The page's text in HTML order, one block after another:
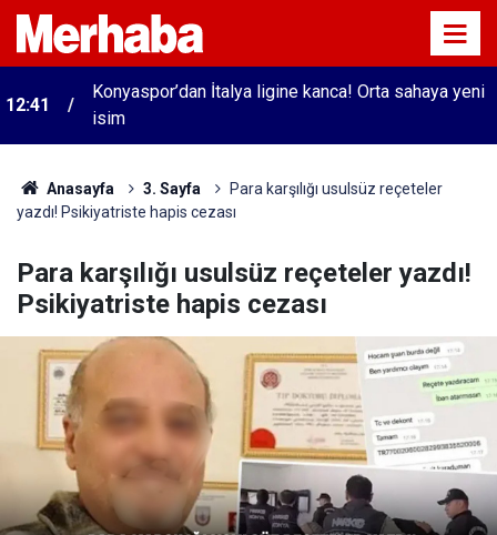
12:41
Konyaspor’dan İtalya ligine kanca! Orta sahaya yeni
isim
Anasayfa 3. Sayfa
Para karşılığı usulsüz reçeteler
yazdı! Psikiyatriste hapis cezası
Para karşılığı usulsüz reçeteler yazdı!
Psikiyatriste hapis cezası